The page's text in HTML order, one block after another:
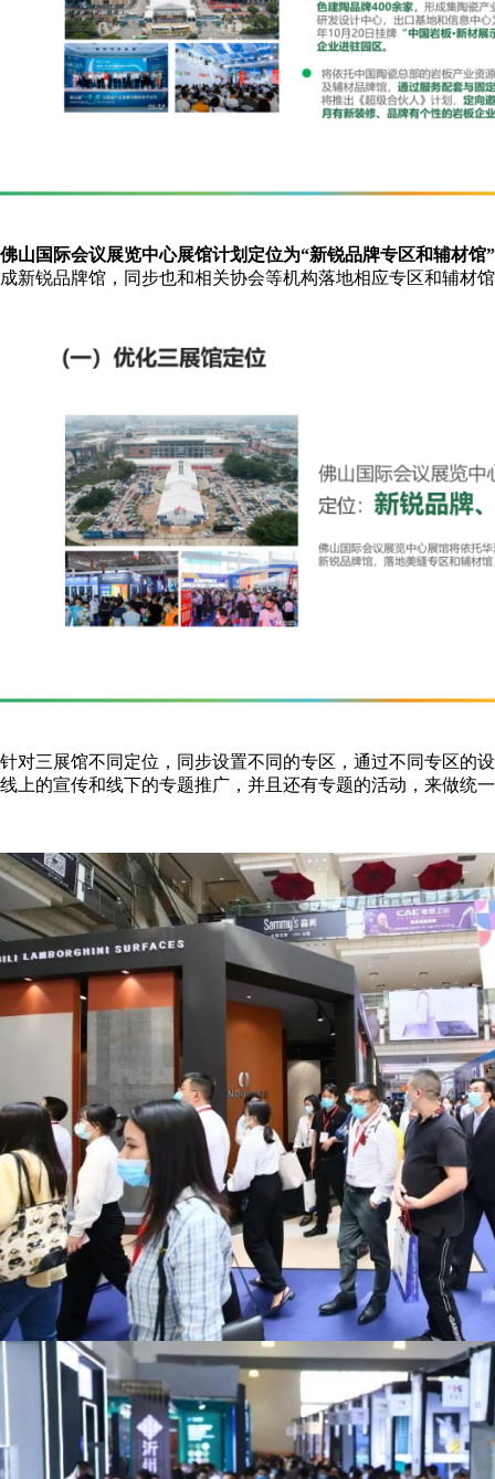
佛山国际会议展览中心展馆计划定位为“新锐品牌专区和辅材馆”
成新锐品牌馆，同步也和相关协会等机构落地相应专区和辅材
针对三展馆不同定位，同步设置不同的专区，通过不同专区的
线上的宣传和线下的专题推广，并且还有专题的活动，来做统